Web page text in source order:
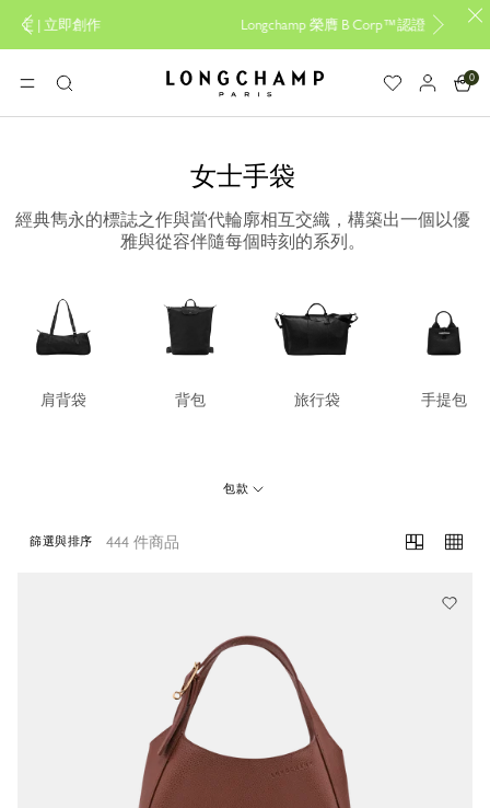
設計專屬您的My Pliage， 線上限定 |立即創作
選單
搜
尋
Longchamp - 主頁
0
女士手袋
經典雋永的標誌之作與當代輪廓相互交織，構築出一個以優
雅與從容伴隨每個時刻的系列。
肩背袋 背包 旅行袋 手提包
包款
444 件商品
篩選與排序